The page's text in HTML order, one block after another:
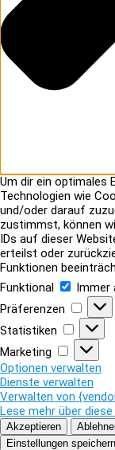
Um dir ein optimales
Technologien wie
und/oder darauf
zustimmst, können
IDs auf dieser
erteilst oder
Funktionen
Funktional
Immer
Präferenzen
Statistiken
Marketing
Optionen verwalten
Dienste verwalten
Verwalten von
Lese mehr über
Akzeptieren
Einstellungen speichern